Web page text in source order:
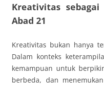
Kreativitas sebagai
Abad 21
Kreativitas bukan hanya
Dalam konteks
kemampuan untuk
berbeda, dan